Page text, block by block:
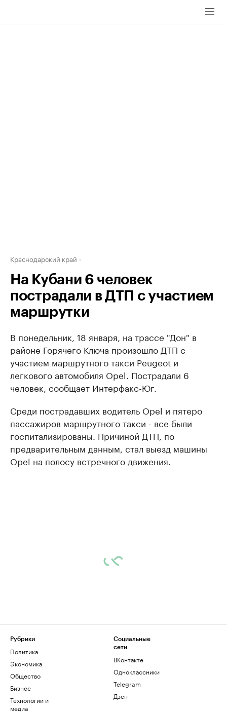
Краснодарский край
На Кубани 6 человек
пострадали в ДТП с участием
маршрутки
В понедельник, 18 января, на трассе "Дон" в
районе Горячего Ключа произошло ДТП с
участием маршрутного такси Peugeot и
легкового автомобиля Opel. Пострадали 6
человек, сообщает Интерфакс-Юг.
Среди пострадавших водитель Opel и пятеро
пассажиров маршрутного такси - все были
госпитализированы. Причиной ДТП, по
предварительным данным, стал выезд машины
Opel на полосу встречного движения.
Рубрики
Политика
Экономика
Общество
Бизнес
Технологии и
медиа
Социальные
сети
ВКонтакте
Одноклассники
Telegram
Дзен